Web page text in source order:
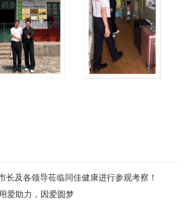
长及各领导莅临同佳健康进行参观考察！
爱助力，因爱圆梦